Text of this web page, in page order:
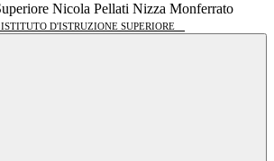
ISTITUTO D'ISTRUZIONE SUPERIORE